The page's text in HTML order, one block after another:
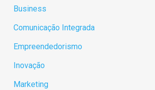
Business
Comunicação Integrada
Empreendedorismo
Inovação
Marketing